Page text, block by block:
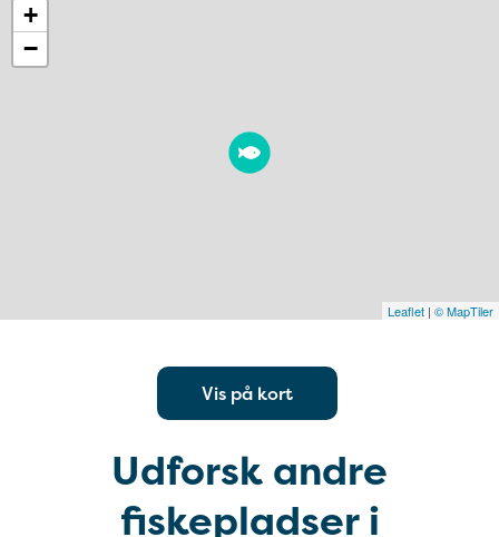
+
−
Leaflet | © MapTiler
Vis på kort
Udforsk andre
fiskepladser i